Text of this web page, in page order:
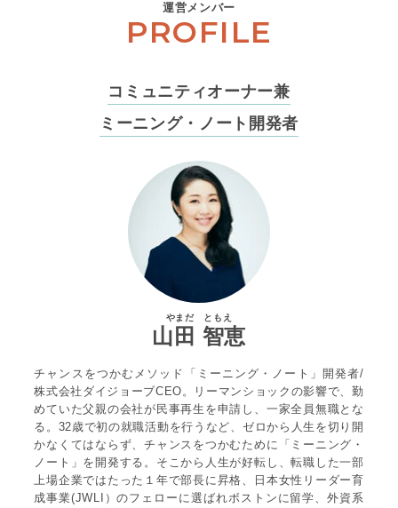
運営メンバー
PROFILE
コミュニティオーナー兼
ミーニング・ノート開発者
やまだ ともえ
山田 智恵
チャンスをつかむメソッド「ミーニング・ノート」開発者/
株式会社ダイジョーブCEO。リーマンショックの影響で、勤
めていた父親の会社が民事再生を申請し、一家全員無職とな
る。32歳で初の就職活動を行うなど、ゼロから人生を切り開
かなくてはならず、チャンスをつかむために「ミーニング・
ノート」を開発する。そこから人生が好転し、転職した一部
上場企業ではたった１年で部長に昇格、日本女性リーダー育
成事業(JWLI）のフェローに選ばれボストンに留学、外資系